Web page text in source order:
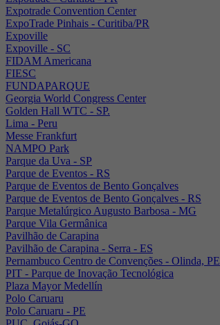
Expotrade Convention Center
ExpoTrade Pinhais - Curitiba/PR
Expoville
Expoville - SC
FIDAM Americana
FIESC
FUNDAPARQUE
Georgia World Congress Center
Golden Hall WTC - SP.
Lima - Peru
Messe Frankfurt
NAMPO Park
Parque da Uva - SP
Parque de Eventos - RS
Parque de Eventos de Bento Gonçalves
Parque de Eventos de Bento Gonçalves - RS
Parque Metalúrgico Augusto Barbosa - MG
Parque Vila Germânica
Pavilhão de Carapina
Pavilhão de Carapina - Serra - ES
Pernambuco Centro de Convenções - Olinda, PE
PIT - Parque de Inovação Tecnológica
Plaza Mayor Medellín
Polo Caruaru
Polo Caruaru - PE